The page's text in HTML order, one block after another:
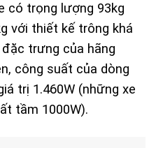
có trọng lượng 93kg
với thiết kế trông khá
trưng của hãng
công suất của dòng
trị 1.460W (những xe
tầm 1000W).